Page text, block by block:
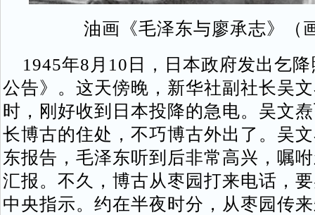
油画《毛泽东与廖承志》（
1945年8月10日，日本政府发出乞
公告》。这天傍晚，新华社副社长吴
时，刚好收到日本投降的急电。吴文
长博古的住处，不巧博古外出了。吴
东报告，毛泽东听到后非常高兴，嘱
汇报。不久，博古从枣园打来电话，
中央指示。约在半夜时分，从枣园传